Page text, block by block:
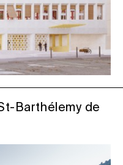
Barthélemy de